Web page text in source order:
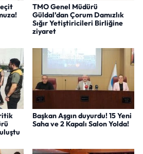
TMO Genel Müdürü
Güldal’dan Çorum Damızlık
Sığır Yetiştiricileri Birliğine
ziyaret
Başkan Aşgın duyurdu! 15 Yeni
Saha ve 2 Kapalı Salon Yolda!